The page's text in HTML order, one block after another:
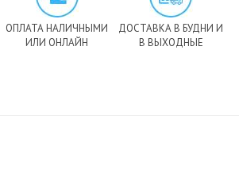
ОПЛАТА НАЛИЧНЫМИ
ИЛИ ОНЛАЙН
ДОСТАВКА В БУДНИ И
В ВЫХОДНЫЕ